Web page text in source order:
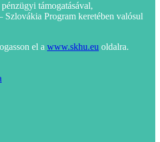
támogatásával,
Szlovákia Program keretében valósul
el a www.skhu.eu oldalra.